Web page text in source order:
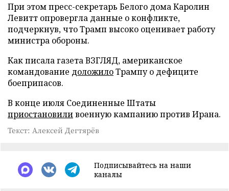
При этом пресс-секретарь Белого дома Каролин
Левитт опровергла данные о конфликте,
подчеркнув, что Трамп высоко оценивает работу
министра обороны.
Как писала газета ВЗГЛЯД, американское
командование доложилоТрампу о дефиците
боеприпасов.
В конце июля Соединенные Штаты
приостановиливоенную кампанию против Ирана.
Текст: Алексей Дегтярёв
Подписывайтесь на наши
каналы